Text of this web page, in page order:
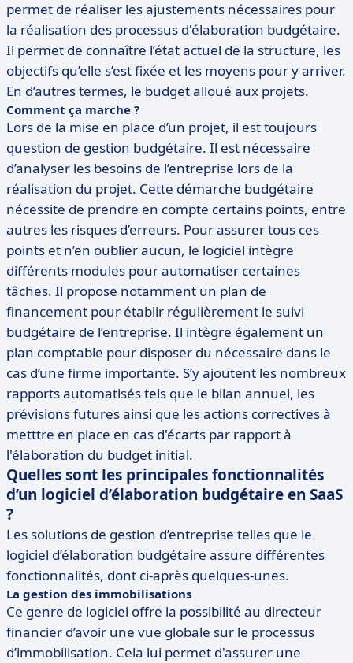
permet de réaliser les ajustements nécessaires pour
la réalisation des processus d'élaboration budgétaire.
Il permet de connaître l’état actuel de la structure, les
objectifs qu’elle s’est fixée et les moyens pour y arriver.
En d’autres termes, le budget alloué aux projets.
Comment ça marche ?
Lors de la mise en place d’un projet, il est toujours
question de gestion budgétaire. Il est nécessaire
d’analyser les besoins de l’entreprise lors de la
réalisation du projet. Cette démarche budgétaire
nécessite de prendre en compte certains points, entre
autres les risques d’erreurs. Pour assurer tous ces
points et n’en oublier aucun, le logiciel intègre
différents modules pour automatiser certaines
tâches. Il propose notamment un plan de
financement pour établir régulièrement le suivi
budgétaire de l’entreprise. Il intègre également un
plan comptable pour disposer du nécessaire dans le
cas d’une firme importante. S’y ajoutent les nombreux
rapports automatisés tels que le bilan annuel, les
prévisions futures ainsi que les actions correctives à
metttre en place en cas d'écarts par rapport à
l'élaboration du budget initial.
Quelles sont les principales fonctionnalités
d’un logiciel d’élaboration budgétaire en SaaS
?
Les solutions de gestion d’entreprise telles que le
logiciel d’élaboration budgétaire assure différentes
fonctionnalités, dont ci-après quelques-unes.
La gestion des immobilisations
Ce genre de logiciel offre la possibilité au directeur
financier d’avoir une vue globale sur le processus
d’immobilisation. Cela lui permet d'assurer une